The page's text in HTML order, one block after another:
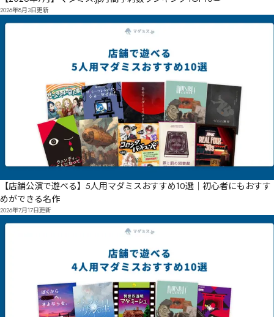
2026年8月3日更新
【店舗公演で遊べる】5人用マダミスおすすめ10選｜初心者にもおすす
めができる名作
2026年7月17日更新